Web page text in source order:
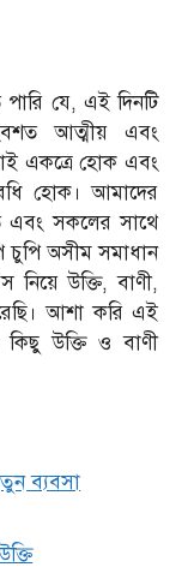
যে, এই দিনটি
আত্মীয় এবং
একত্রে হোক এবং
হোক। আমাদের
সকলের সাথে
চুপি অসীম সমাধান
উক্তি, বাণী,
আশা করি এই
উক্তি ও বাণী
ব্যবসা